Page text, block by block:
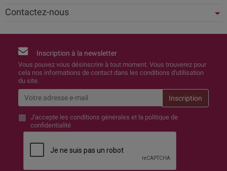
Contactez-nous
Inscription à la newsletter
Vous pouvez vous désinscrire à tout moment. Vous trouverez pour
cela nos informations de contact dans les conditions d'utilisation
du site.
J'accepte les conditions générales et la politique de
confidentialité